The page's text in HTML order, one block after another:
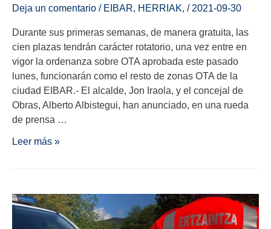
Deja un comentario / EIBAR, HERRIAK, / 2021-09-30
Durante sus primeras semanas, de manera gratuita, las
cien plazas tendrán carácter rotatorio, una vez entre en
vigor la ordenanza sobre OTA aprobada este pasado
lunes, funcionarán como el resto de zonas OTA de la
ciudad EIBAR.- El alcalde, Jon Iraola, y el concejal de
Obras, Alberto Albistegui, han anunciado, en una rueda
de prensa …
Leer más »